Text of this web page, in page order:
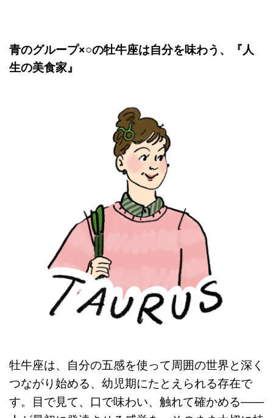
青のグループ×○の牡牛座は自分を味わう、『人
生の美食家』
牡牛座は、自分の五感を使って周囲の世界と深く
つながり始める、幼児期にたとえられる存在で
す。目で見て、口で味わい、触れて確かめる――